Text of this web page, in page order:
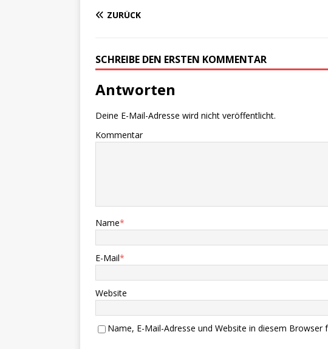
ZURÜCK
SCHREIBE DEN ERSTEN KOMMENTAR
Antworten
Deine E-Mail-Adresse wird nicht veröffentlicht.
Kommentar
Name*
E-Mail*
Website
Name, E-Mail-Adresse und Website in diesem